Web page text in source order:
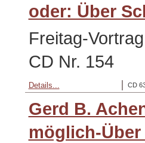
oder: Über
Freitag-
CD Nr. 154
CD
Details...
Gerd B.
möglich-